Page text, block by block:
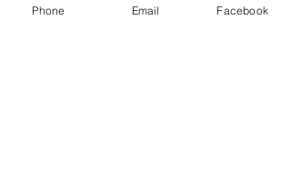
Phone Email Facebook